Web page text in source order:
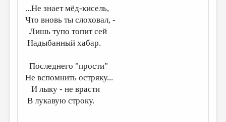
...Не знает мёд-кисель,
Что вновь ты слоховал, -
Лишь тупо топит сей
Надыбанный хабар.
Последнего "прости"
Не вспомнить остряку...
И лыку - не врасти
В лукавую строку.